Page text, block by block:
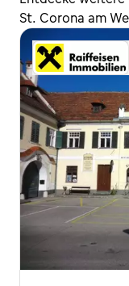
St. Corona am